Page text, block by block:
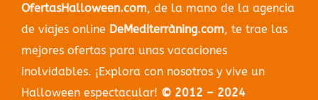
OfertasHalloween.com, de la mano de la agencia
de viajes online DeMediterràning.com, te trae las
mejores ofertas para unas vacaciones
inolvidables. ¡Explora con nosotros y vive un
Halloween espectacular! © 2012 – 2024